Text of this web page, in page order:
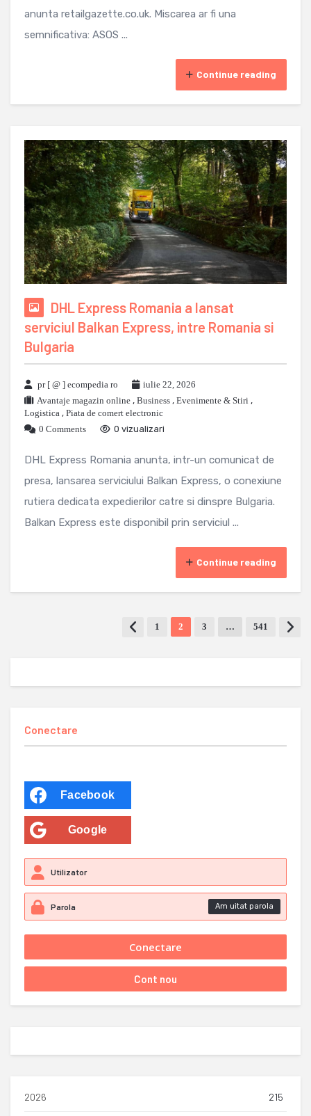
anunta retailgazette.co.uk. Miscarea ar fi una
semnificativa: ASOS ...
Continue reading
DHL Express Romania a lansat
serviciul Balkan Express, intre Romania si
Bulgaria
pr [ @ ] ecompedia ro
iulie 22, 2026
Avantaje magazin online , Business , Evenimente & Stiri ,
Logistica , Piata de comert electronic
0 Comments
0 vizualizari
DHL Express Romania anunta, intr-un comunicat de
presa, lansarea serviciului Balkan Express, o conexiune
rutiera dedicata expedierilor catre si dinspre Bulgaria.
Balkan Express este disponibil prin serviciul ...
Continue reading
1 2 3 … 541
Conectare
Facebook
Google
Am uitat parola
2026 215